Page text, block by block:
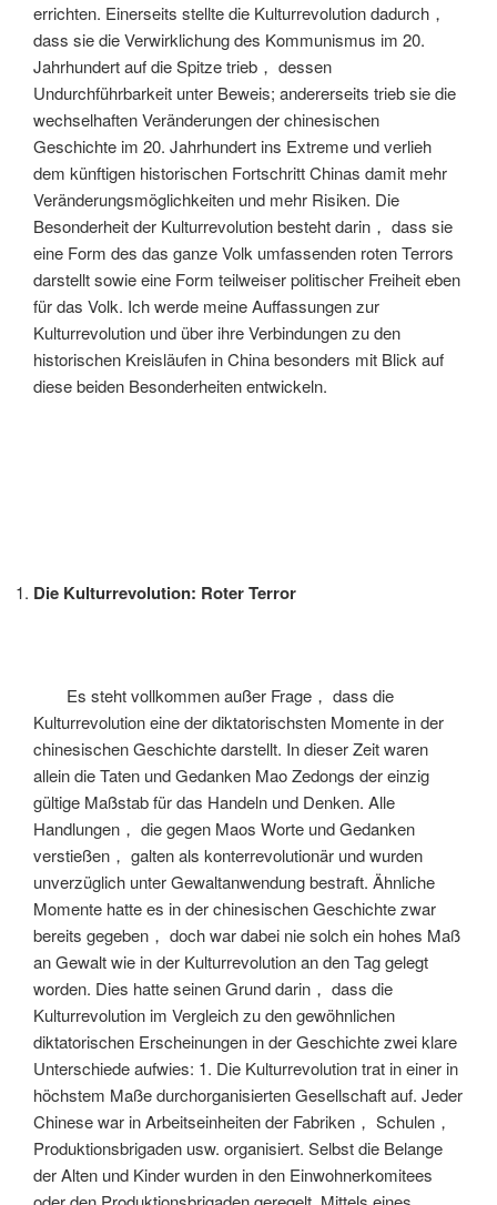
errichten. Einerseits stellte die Kulturrevolution dadurch，
dass sie die Verwirklichung des Kommunismus im 20.
Jahrhundert auf die Spitze trieb， dessen
Undurchführbarkeit unter Beweis; andererseits trieb sie die
wechselhaften Veränderungen der chinesischen
Geschichte im 20. Jahrhundert ins Extreme und verlieh
dem künftigen historischen Fortschritt Chinas damit mehr
Veränderungsmöglichkeiten und mehr Risiken. Die
Besonderheit der Kulturrevolution besteht darin， dass sie
eine Form des das ganze Volk umfassenden roten Terrors
darstellt sowie eine Form teilweiser politischer Freiheit eben
für das Volk. Ich werde meine Auffassungen zur
Kulturrevolution und über ihre Verbindungen zu den
historischen Kreisläufen in China besonders mit Blick auf
diese beiden Besonderheiten entwickeln.
Die Kulturrevolution: Roter Terror
Es steht vollkommen außer Frage， dass die
Kulturrevolution eine der diktatorischsten Momente in der
chinesischen Geschichte darstellt. In dieser Zeit waren
allein die Taten und Gedanken Mao Zedongs der einzig
gültige Maßstab für das Handeln und Denken. Alle
Handlungen， die gegen Maos Worte und Gedanken
verstießen， galten als konterrevolutionär und wurden
unverzüglich unter Gewaltanwendung bestraft. Ähnliche
Momente hatte es in der chinesischen Geschichte zwar
bereits gegeben， doch war dabei nie solch ein hohes Maß
an Gewalt wie in der Kulturrevolution an den Tag gelegt
worden. Dies hatte seinen Grund darin， dass die
Kulturrevolution im Vergleich zu den gewöhnlichen
diktatorischen Erscheinungen in der Geschichte zwei klare
Unterschiede aufwies: 1. Die Kulturrevolution trat in einer in
höchstem Maße durchorganisierten Gesellschaft auf. Jeder
Chinese war in Arbeitseinheiten der Fabriken， Schulen，
Produktionsbrigaden usw. organisiert. Selbst die Belange
der Alten und Kinder wurden in den Einwohnerkomitees